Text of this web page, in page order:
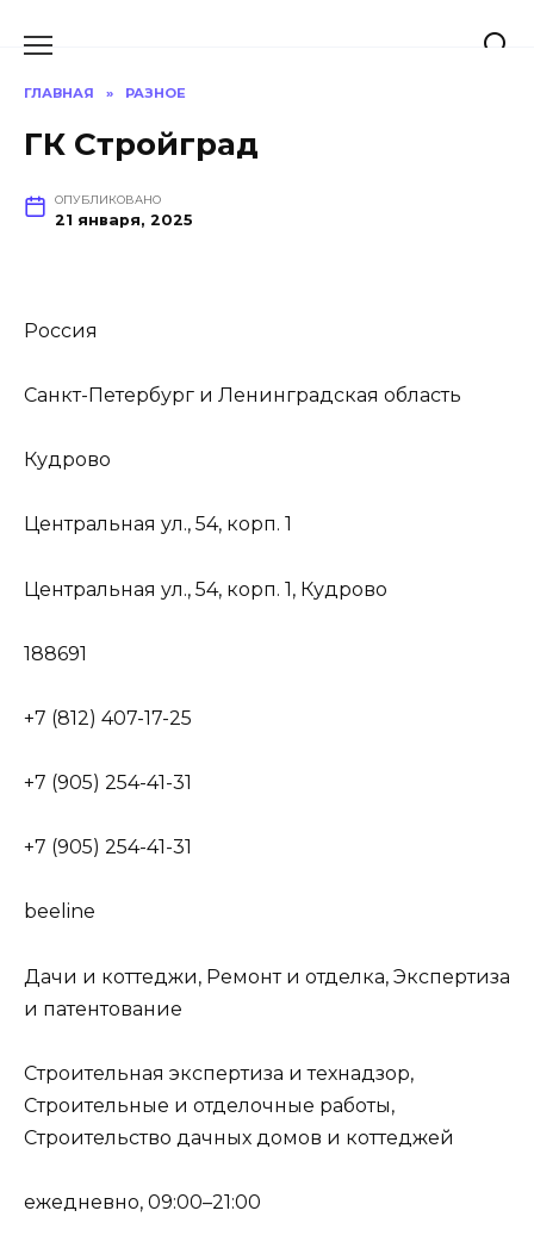
ГЛАВНАЯ » РАЗНОЕ
ГК Стройград
ОПУБЛИКОВАНО
21 января, 2025
Россия
Санкт-Петербург и Ленинградская область
Кудрово
Центральная ул., 54, корп. 1
Центральная ул., 54, корп. 1, Кудрово
188691
+7 (812) 407-17-25
+7 (905) 254-41-31
+7 (905) 254-41-31
beeline
Дачи и коттеджи, Ремонт и отделка, Экспертиза
и патентование
Строительная экспертиза и технадзор,
Строительные и отделочные работы,
Строительство дачных домов и коттеджей
ежедневно, 09:00–21:00